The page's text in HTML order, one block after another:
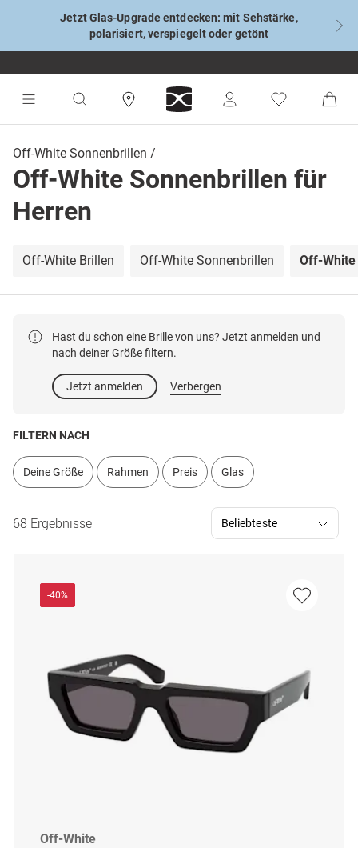
Jetzt Glas-Upgrade entdecken: mit Sehstärke,
polarisiert, verspiegelt oder getönt
Off-White Sonnenbrillen
Off-White Sonnenbrillen für
Herren
Off-White Brillen Off-White Sonnenbrillen Off-
Hast du schon eine Brille von uns? Jetzt anmelden und
nach deiner Größe filtern.
Jetzt anmelden Verbergen
FILTERN NACH
Deine Größe Rahmen Preis Glas
68 Ergebnisse
-40%
Off-White